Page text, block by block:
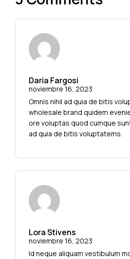
Daria Fargosi
noviembre 16, 2023
Omnis nihil ad quia de bitis
wholesale brand quidem
ore voluptas quod cumque
ad quia de bitis voluptatems.
Lora Stivens
noviembre 16, 2023
Id neque aliquam vestibulum